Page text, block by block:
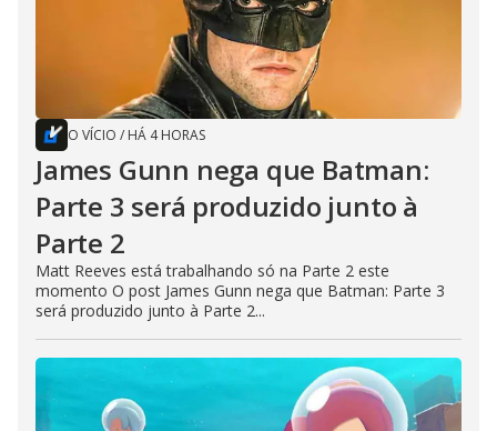
O VÍCIO / HÁ 4 HORAS
James Gunn nega que Batman:
Parte 3 será produzido junto à
Parte 2
Matt Reeves está trabalhando só na Parte 2 este
momento O post James Gunn nega que Batman: Parte 3
será produzido junto à Parte 2...